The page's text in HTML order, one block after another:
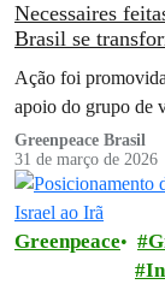
Necessaires
Brasil se
Ação foi
apoio do grupo de
Greenpeace Brasil
31 de março de 2026
Greenpeace